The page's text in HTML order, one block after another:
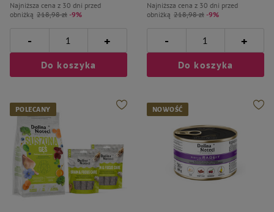
Najniższa cena z 30 dni przed
obniżką 218,98 zł -9%
- +
Do koszyka
Najniższa cena z 30 dni przed
obniżką 218,98 zł -9%
- +
Do koszyka
POLECANY NOWOŚĆ